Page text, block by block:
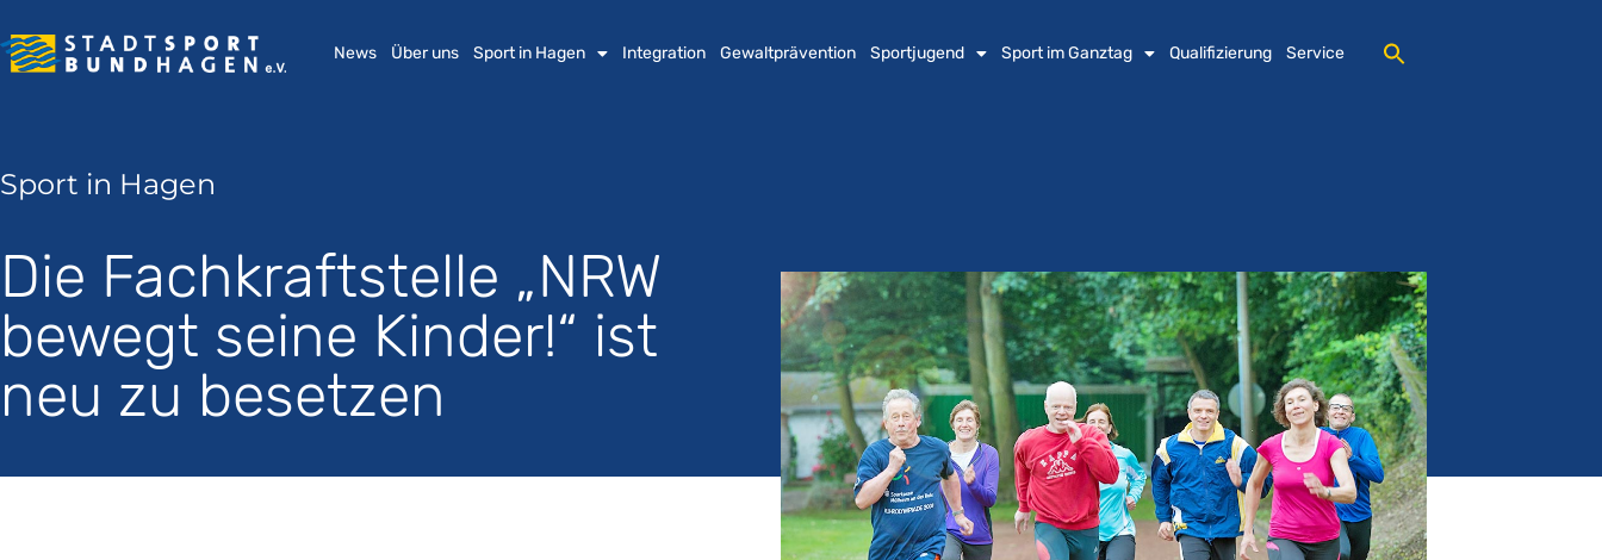
News Über uns Sport in Hagen Integration Gewaltprävention Sportjugend Sport im Ganztag Qualifizierung Service
Sport in Hagen
Die Fachkraftstelle „NRW
bewegt seine Kinder!“ ist
neu zu besetzen